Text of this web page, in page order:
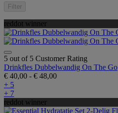
Filter
reddot winner
5 out of 5 Customer Rating
Drinkfles Dubbelwandig On The Go
€ 40,00 - € 48,00
+ 5
+ 7
reddot winner